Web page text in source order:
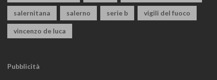
salernitana salerno serie b vigili del fuoco
vincenzo de luca
Pubblicità